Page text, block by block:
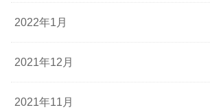
2022年1月
2021年12月
2021年11月